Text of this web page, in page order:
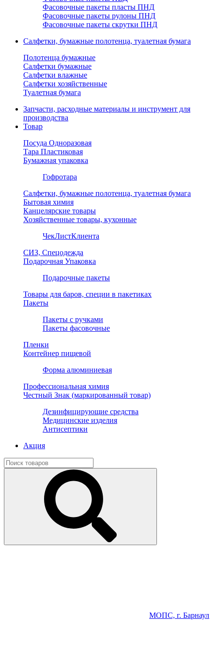
Фасовочные пакеты пласты ПНД
Фасовочные пакеты рулоны ПНД
Фасовочные пакеты скрутки ПНД
Салфетки, бумажные полотенца, туалетная бумага
Полотенца бумажные
Салфетки бумажные
Салфетки влажные
Салфетки хозяйственные
Туалетная бумага
Запчасти, расходные материалы и инструмент для
производства
Товар
Посуда Одноразовая
Тара Пластиковая
Бумажная упаковка
Гофротара
Салфетки, бумажные полотенца, туалетная бумага
Бытовая химия
Канцелярские товары
Хозяйственные товары, кухонные
ЧекЛистКлиента
СИЗ, Спецодежда
Подарочная Упаковка
Подарочные пакеты
Товары для баров, специи в пакетиках
Пакеты
Пакеты с ручками
Пакеты фасовочные
Пленки
Контейнер пищевой
Форма алюминиевая
Профессиональная химия
Честный Знак (маркированный товар)
Дезинфицирующие средства
Медицинские изделия
Антисептики
Акция
МОПС, г. Барнаул